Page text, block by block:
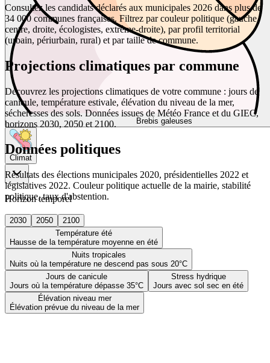
Brebis galeuses
Climat
Horizon temporel
2030 2050
2100
Température été
Hausse de la température moyenne en été
Nuits tropicales
Nuits où la température ne descend pas sous 20°C
Jours de canicule
Jours où la température dépasse 35°C
Stress hydrique
Jours avec sol sec en été
Élévation niveau mer
Élévation prévue du niveau de la mer
Consultez les candidats déclarés aux municipales 2026 dans plus de
34 000 communes françaises. Filtrez par couleur politique (gauche,
centre, droite, écologistes, extrême-droite), par profil territorial
(urbain, périurbain, rural) et par taille de commune.
Projections climatiques par commune
Découvrez les projections climatiques de votre commune : jours de
canicule, température estivale, élévation du niveau de la mer,
sécheresses des sols. Données issues de Météo France et du GIEC,
horizons 2030, 2050 et 2100.
Données politiques
Résultats des élections municipales 2020, présidentielles 2022 et
législatives 2022. Couleur politique actuelle de la mairie, stabilité
politique, taux d'abstention.